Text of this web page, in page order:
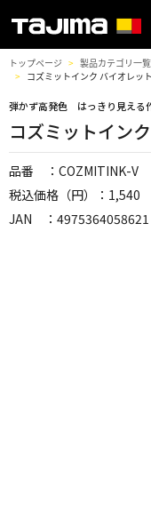
トップページ 製品カテゴリ一覧
コズミットインク バイオレット
弾かず高発色 はっきり見える
コズミットイン
品番 ：COZMITINK-V
税込価格（円）：1,540
JAN ：4975364058621